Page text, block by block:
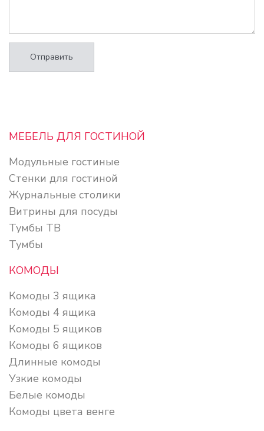
Отправить
МЕБЕЛЬ ДЛЯ ГОСТИНОЙ
Модульные гостиные
Стенки для гостиной
Журнальные столики
Витрины для посуды
Тумбы ТВ
Тумбы
КОМОДЫ
Комоды 3 ящика
Комоды 4 ящика
Комоды 5 ящиков
Комоды 6 ящиков
Длинные комоды
Узкие комоды
Белые комоды
Комоды цвета венге